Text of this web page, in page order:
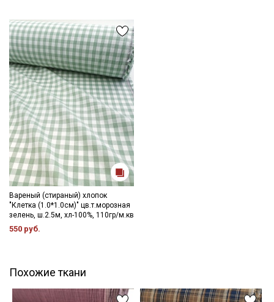
Вареный (стираный) хлопок
"Клетка (1.0*1.0см)" цв.т.морозная
зелень, ш.2.5м, хл-100%, 110гр/м.кв
550 руб.
Похожие ткани